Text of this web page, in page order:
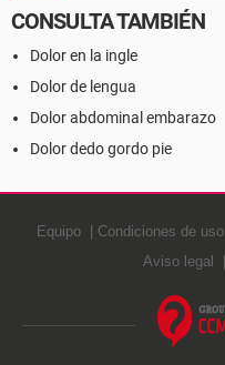
CONSULTA TAMBIÉN
Dolor en la ingle
Dolor de lengua
Dolor abdominal embarazo
Dolor dedo gordo pie
Equipo Condiciones de uso
Aviso legal